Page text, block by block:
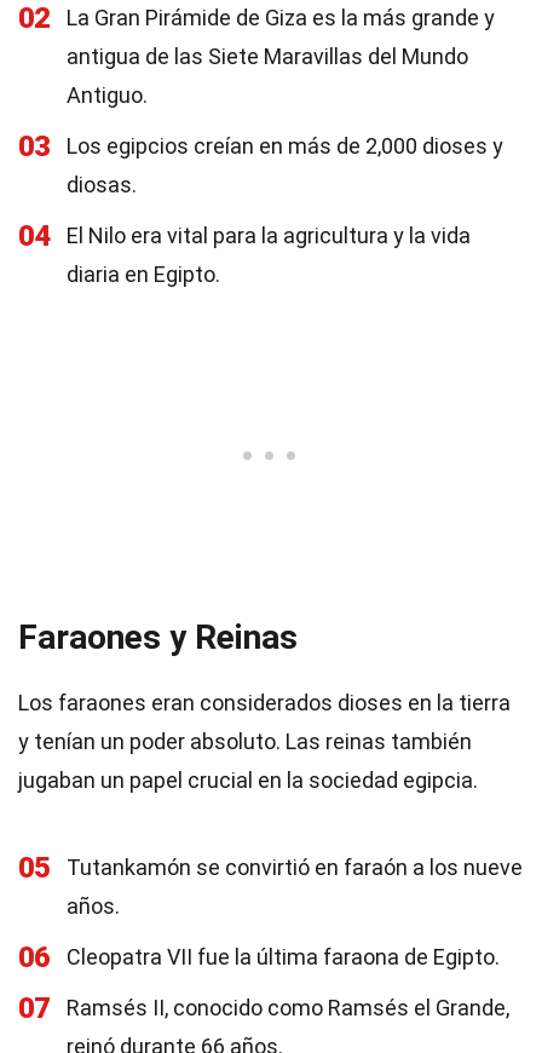
02
La Gran Pirámide de Giza es la más grande y
antigua de las Siete Maravillas del Mundo
Antiguo.
03
Los egipcios creían en más de 2,000 dioses y
diosas.
04
El Nilo era vital para la agricultura y la vida
diaria en Egipto.
Faraones y Reinas
Los faraones eran considerados dioses en la tierra
y tenían un poder absoluto. Las reinas también
jugaban un papel crucial en la sociedad egipcia.
05
Tutankamón se convirtió en faraón a los nueve
años.
06 Cleopatra VII fue la última faraona de Egipto.
07
Ramsés II, conocido como Ramsés el Grande,
reinó durante 66 años.